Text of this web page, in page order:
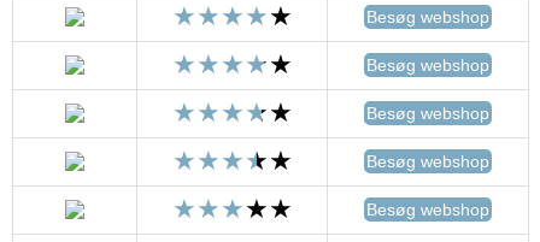
Besøg webshop
Besøg webshop
Besøg webshop
Besøg webshop
Besøg webshop